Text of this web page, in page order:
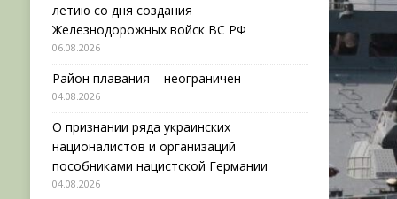
летию со дня создания
Железнодорожных войск ВС РФ
06.08.2026
Район плавания – неограничен
04.08.2026
О признании ряда украинских
националистов и организаций
пособниками нацистской Германии
04.08.2026